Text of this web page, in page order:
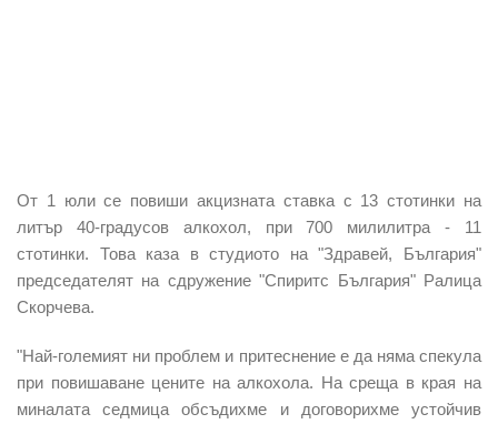
От 1 юли се повиши акцизната ставка с 13 стотинки на
литър 40-градусов алкохол, при 700 милилитра - 11
стотинки. Това каза в студиото на "Здравей, България"
председателят на сдружение "Спиритс България" Ралица
Скорчева.
"Най-големият ни проблем и притеснение е да няма спекула
при повишаване цените на алкохола. На среща в края на
миналата седмица обсъдихме и договорихме устойчив